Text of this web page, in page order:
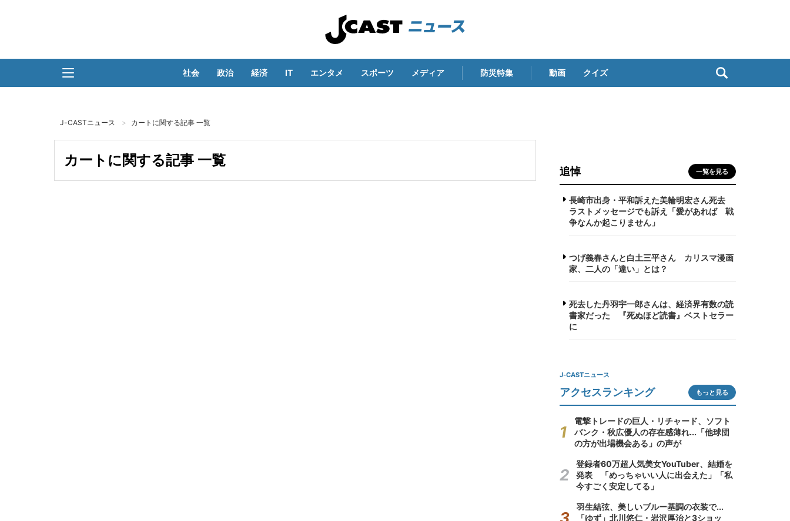
社会 政治 経済 IT エンタメ スポーツ メディア 防災特集 動画 クイズ
J-CASTニュース カートに関する記事 一覧
カートに関する記事 一覧
追悼 一覧を見る
長崎市出身・平和訴えた美輪明宏さん死去
ラストメッセージでも訴え「愛があれば 戦
争なんか起こりません」
つげ義春さんと白土三平さん カリスマ漫画
家、二人の「違い」とは？
死去した丹羽宇一郎さんは、経済界有数の読
書家だった 『死ぬほど読書』ベストセラー
に
J-CASTニュース
アクセスランキング もっと見る
電撃トレードの巨人・リチャード、ソフト
バンク・秋広優人の存在感薄れ...「他球団
の方が出場機会ある」の声が
登録者60万超人気美女YouTuber、結婚を
発表 「めっちゃいい人に出会えた」「私
今すごく安定してる」
羽生結弦、美しいブルー基調の衣装で...
「ゆず」北川悠仁・岩沢厚治と3ショッ